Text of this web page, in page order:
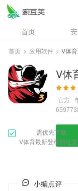
首页
资讯
问答
首页 > 应用软件 > V体
V体
官方
需优先下载
V体育最新登录地址
小编点评